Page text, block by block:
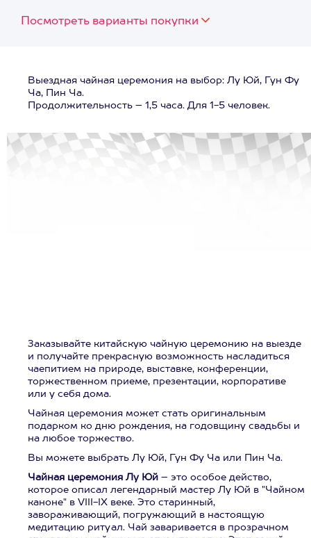
Посмотреть варианты покупки
Выездная чайная церемония на выбор: Лу Юй, Гун Фу
Ча, Пин Ча.
Продолжительность – 1,5 часа. Для 1-5 человек.
Заказывайте китайскую чайную церемонию на выезде
и получайте прекрасную возможность насладиться
чаепитием на природе, выставке, конференции,
торжественном приеме, презентации, корпоративе
или у себя дома.
Чайная церемония может стать оригинальным
подарком ко дню рождения, на годовщину свадьбы и
на любое торжество.
Вы можете выбрать Лу Юй, Гун Фу Ча или Пин Ча.
Чайная церемония Лу Юй – это особое действо,
которое описал легендарный мастер Лу Юй в "Чайном
каноне" в VIII-IX веке. Это старинный,
завораживающий, погружающий в настоящую
медитацию ритуал. Чай заваривается в прозрачном